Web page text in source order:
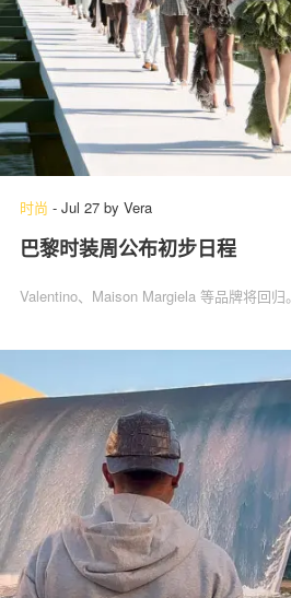
时尚 - Jul 27 by Vera
巴黎时装周公布初步日程
Valentino、Maison Margiela 等品牌将回归。